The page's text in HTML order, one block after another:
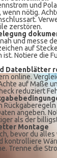
und
wenn nötig.
zerstören.
und messe
auf
ist. Notiere die
Datenblätter
online.
auf Maße
reduziert
angeben.
als der
Montage
bevor du
kontrolliere
Trenne die